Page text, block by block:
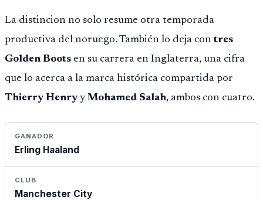
La distincion no solo resume otra temporada
productiva del noruego. También lo deja contres
Golden Boots en su carrera en Inglaterra, una cifra
que lo acerca a la marca histórica compartida por
Thierry HenryyMohamed Salah, ambos con cuatro.
GANADOR
Erling Haaland
CLUB
Manchester City